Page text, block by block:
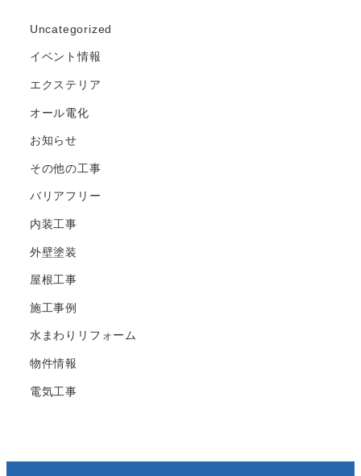
Uncategorized
イベント情報
エクステリア
オール電化
お知らせ
その他の工事
バリアフリー
内装工事
外壁塗装
屋根工事
施工事例
水まわりリフォーム
物件情報
電気工事